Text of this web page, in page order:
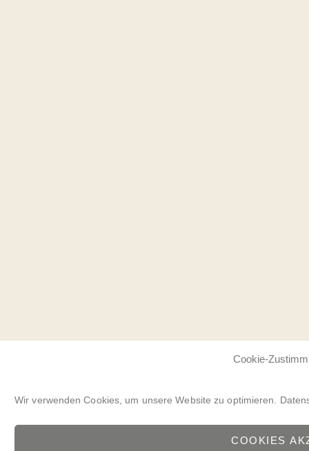
Cookie-
Wir verwenden Cookies, um unsere Website zu optimieren.
COOKIES